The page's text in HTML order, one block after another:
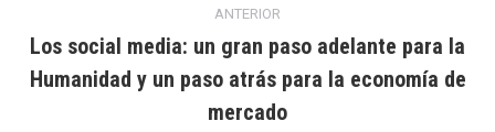
entre
entradas
ANTERIOR
Entrada
anterior:
Los social media: un gran paso adelante para la
Humanidad y un paso atrás para la economía de
mercado